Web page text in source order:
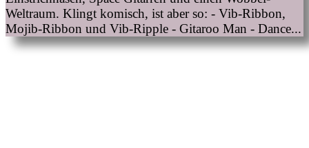
Weltraum. Klingt komisch, ist aber so: - Vib-Ribbon,
Mojib-Ribbon und Vib-Ripple - Gitaroo Man - Dance...